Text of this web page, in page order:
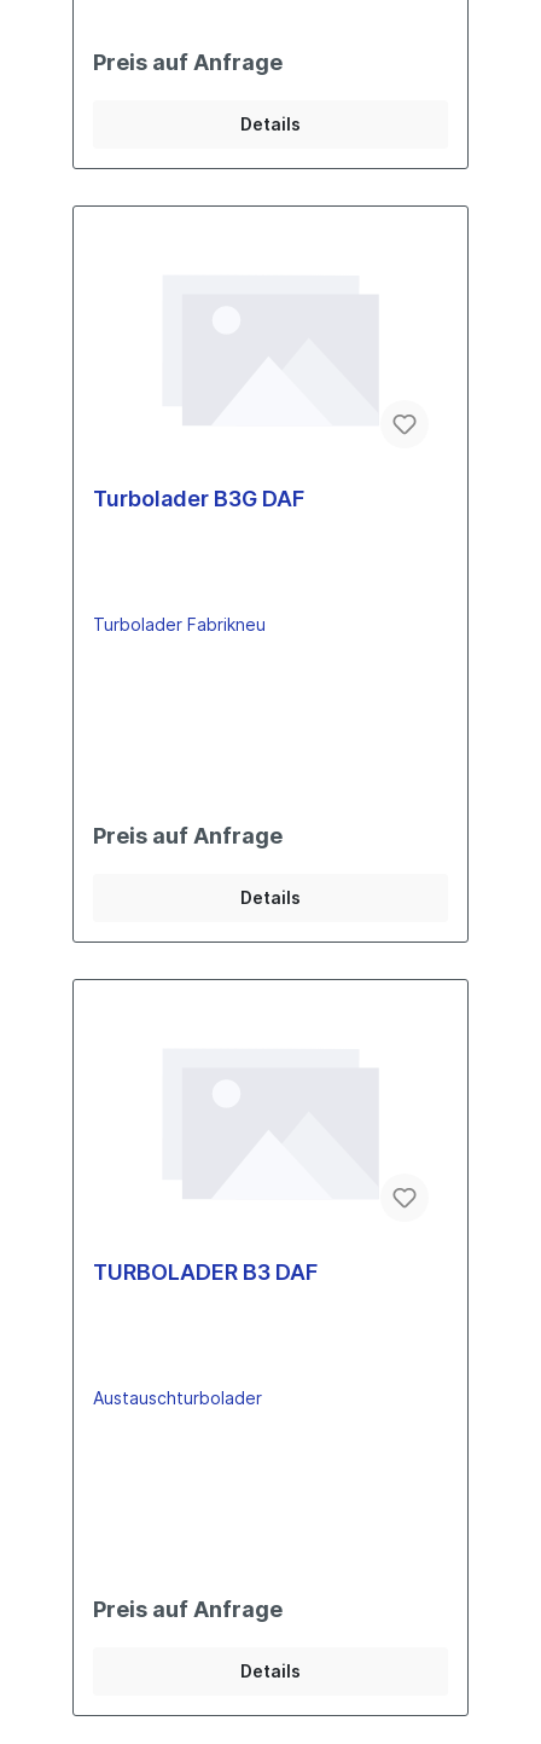
Preis auf Anfrage
Details
Turbolader B3G DAF
Turbolader Fabrikneu
Preis auf Anfrage
Details
TURBOLADER B3 DAF
Austauschturbolader
Preis auf Anfrage
Details